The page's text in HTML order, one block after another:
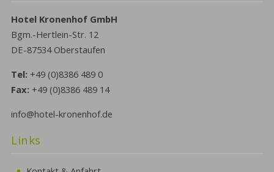
Hotel Kronenhof GmbH
Bgm.-Hertlein-Str. 12
DE-87534 Oberstaufen
Tel: +49 (0)8386 489 0
Fax: +49 (0)8386 489 14
info@hotel-kronenhof.de
Links